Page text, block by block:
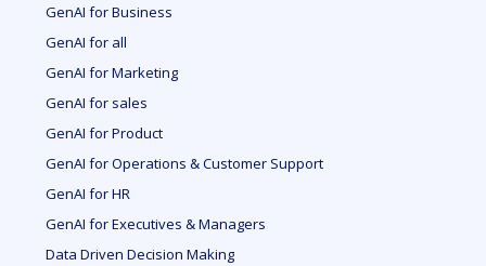
GenAI for Business
GenAI for all
GenAI for Marketing
GenAI for sales
GenAI for Product
GenAI for Operations & Customer Support
GenAI for HR
GenAI for Executives & Managers
Data Driven Decision Making